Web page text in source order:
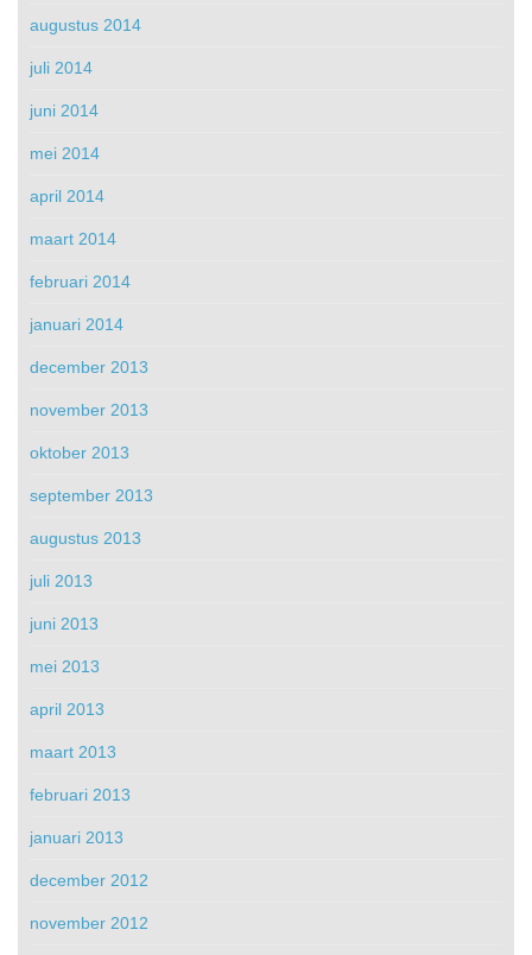
augustus 2014
juli 2014
juni 2014
mei 2014
april 2014
maart 2014
februari 2014
januari 2014
december 2013
november 2013
oktober 2013
september 2013
augustus 2013
juli 2013
juni 2013
mei 2013
april 2013
maart 2013
februari 2013
januari 2013
december 2012
november 2012